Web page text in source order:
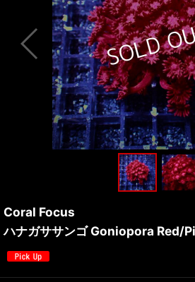
Coral Focus
ハナガササンゴ Goniopora Red/